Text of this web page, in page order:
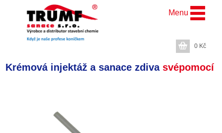
Krémová injektáž a sanace zdiva svépomocí
Menu
0 Kč